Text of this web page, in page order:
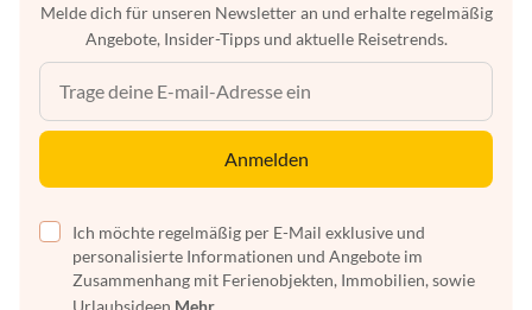
Melde dich für unseren Newsletter an und erhalte regelmäßig
Angebote, Insider-Tipps und aktuelle Reisetrends.
Anmelden
Ich möchte regelmäßig per E-Mail exklusive und
personalisierte Informationen und Angebote im
Zusammenhang mit Ferienobjekten, Immobilien, sowie
Urlaubsideen Mehr